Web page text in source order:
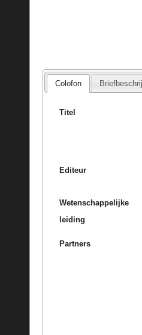
Colofon
Titel
Editeur
Wetenschappelijke
leiding
Partners